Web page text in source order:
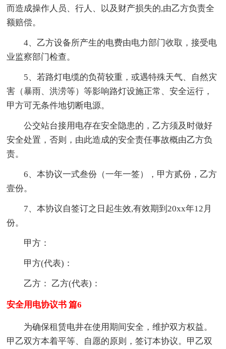
而造成操作人员、行人、以及财产损失的,由乙方负责全
额赔偿。
4、乙方设备所产生的电费由电力部门收取，接受电
业监察部门检查。
5、若路灯电缆的负荷较重，或遇特殊天气、自然灾
害（暴雨、洪涝等）等影响路灯设施正常、安全运行，
甲方可无条件地切断电源。
公交站台接用电存在安全隐患的，乙方须及时做好
安全处置，否则，由此造成的安全责任事故概由乙方负
责。
6、本协议一式叁份（一年一签），甲方贰份，乙方
壹份。
7、本协议自签订之日起生效,有效期到20xx年12月
份。
甲方：
甲方(代表)：
乙方： 乙方(代表)：
安全用电协议书 篇6
为确保租赁电井在使用期间安全，维护双方权益。
甲乙双方本着平等、自愿的原则，签订本协议。甲乙双